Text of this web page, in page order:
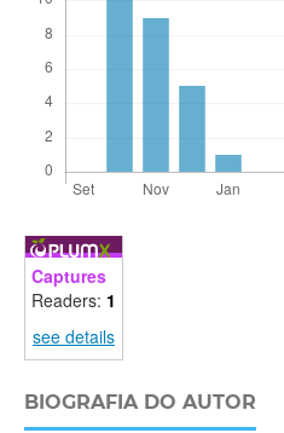
Captures
Readers: 1
see details
BIOGRAFIA DO AUTOR